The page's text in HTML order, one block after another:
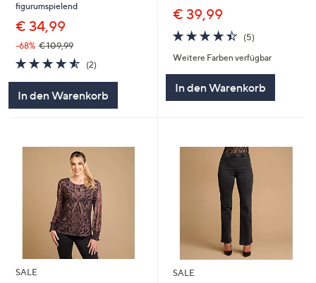
figurumspielend
€ 34,99
-68% € 109,99
4.5
von
(2)2
In den Warenkorb
€ 39,99
4.4
von
5
(5)5
Weitere Farben verfügbar
In den Warenkorb
SALE
SALE